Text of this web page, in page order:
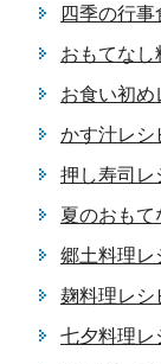
四季の行事
おもてなし
お食い初め
かす汁レシ
押し寿司レ
夏のおもて
郷土料理レ
麹料理レシ
七夕料理レ